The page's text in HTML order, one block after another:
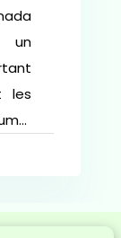
un
les